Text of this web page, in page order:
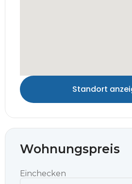
Standort
Wohnungspreis
Einchecken